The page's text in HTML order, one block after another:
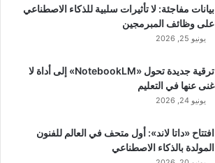
بيانات مفاجئة: لا تأثيرات سلبية للذكاء الاصطناعي
على وظائف المبرمجين
يونيو 25, 2026
ترقية جديدة تحول «NotebookLM» إلى أداة لا
غنى عنها في التعليم
يونيو 24, 2026
افتتاح «داتا لاند»: أول متحف في العالم للفنون
المولدة بالذكاء الاصطناعي